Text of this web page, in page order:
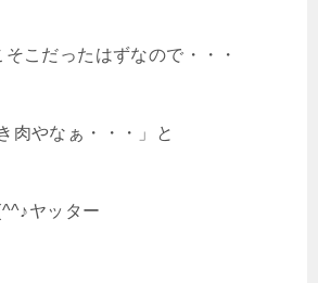
こだったはずなので・・・
肉やなぁ・・・」と
ヤッター